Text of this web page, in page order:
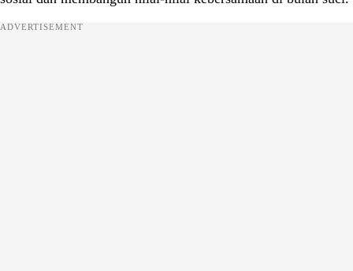
ADVERTISEMENT